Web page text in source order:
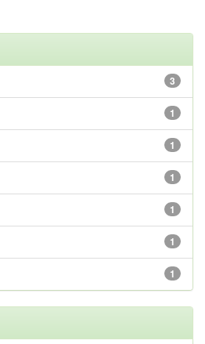
3
1
1
1
1
1
1